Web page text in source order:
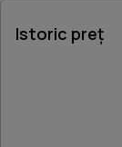
Istoric preț